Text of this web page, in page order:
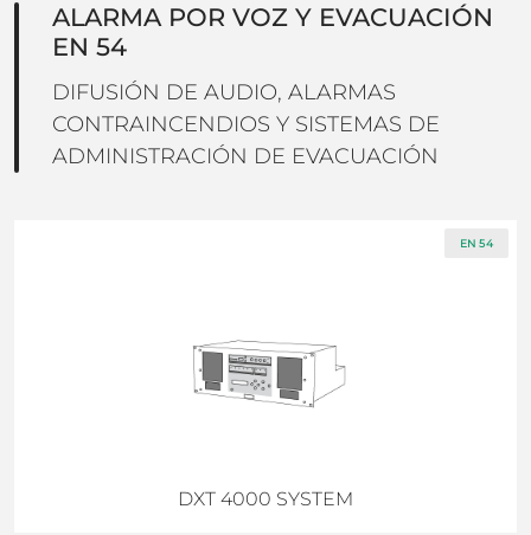
ALARMA POR VOZ Y EVACUACIÓN
EN 54
DIFUSIÓN DE AUDIO, ALARMAS
CONTRAINCENDIOS Y SISTEMAS DE
ADMINISTRACIÓN DE EVACUACIÓN
EN 54
DXT 4000 SYSTEM